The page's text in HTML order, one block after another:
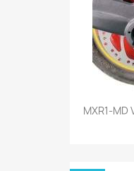
MXR1-